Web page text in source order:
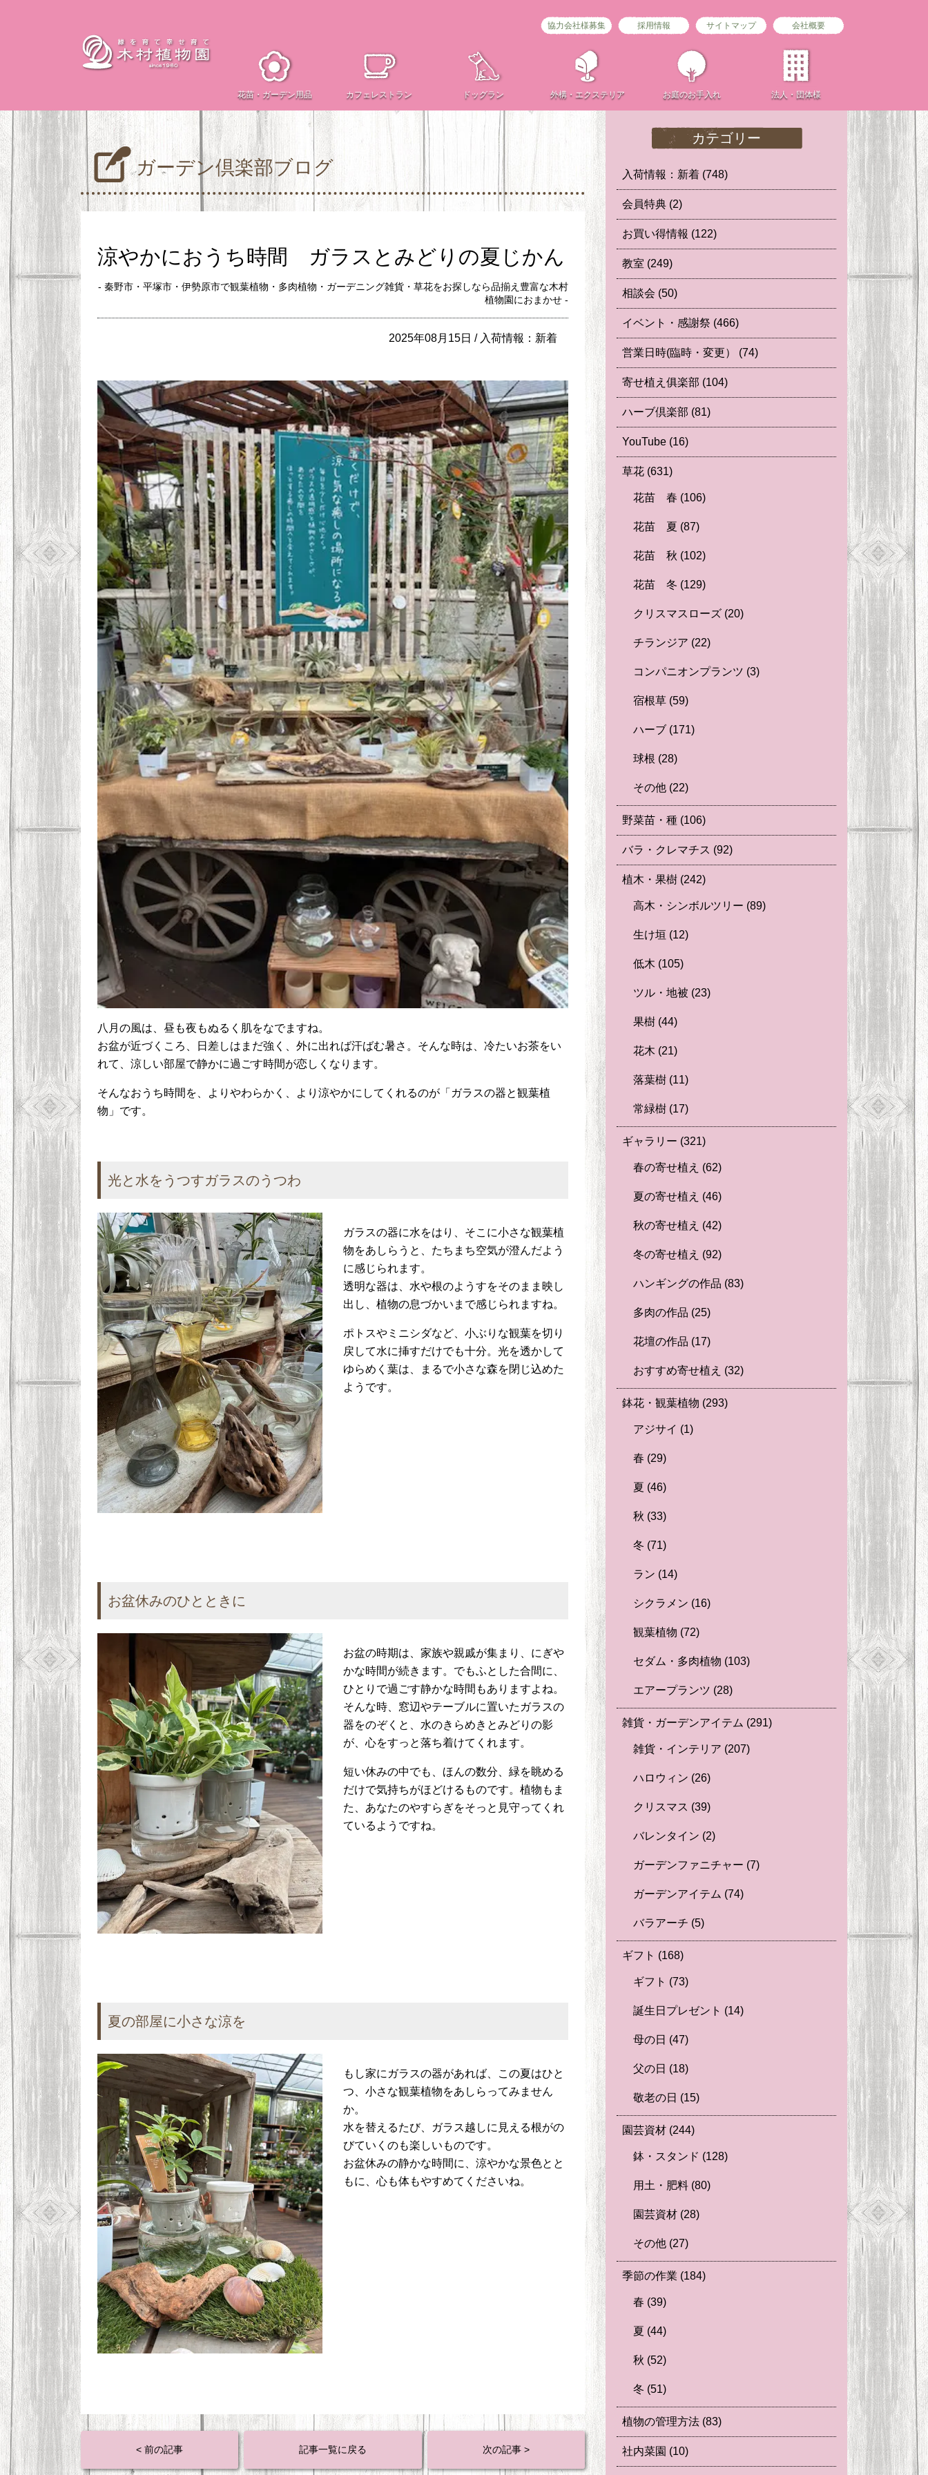
花苗・ ガーデン用品 カフェレストラン ドッグラン 外構・ エクステリア お庭のお手入れ 法人・団体様
協力会社様募集 採用情報 サイトマップ 会社概要
ガーデン倶楽部ブログ
涼やかにおうち時間 ガラスとみどりの夏じかん
- 秦野市・平塚市・伊勢原市で観葉植物・多肉植物・ガーデニング雑貨・草花をお探しなら品揃え豊富な木村
植物園におまかせ -
2025年08月15日 / 入荷情報：新着
八月の風は、昼も夜もぬるく肌をなでますね。
お盆が近づくころ、日差しはまだ強く、外に出れば汗ばむ暑さ。そんな時は、冷たいお茶をい
れて、涼しい部屋で静かに過ごす時間が恋しくなります。
そんなおうち時間を、よりやわらかく、より涼やかにしてくれるのが「ガラスの器と観葉植
物」です。
光と水をうつすガラスのうつわ
ガラスの器に水をはり、そこに小さな観葉植
物をあしらうと、たちまち空気が澄んだよう
に感じられます。
透明な器は、水や根のようすをそのまま映し
出し、植物の息づかいまで感じられますね。
ポトスやミニシダなど、小ぶりな観葉を切り
戻して水に挿すだけでも十分。光を透かして
ゆらめく葉は、まるで小さな森を閉じ込めた
ようです。
お盆休みのひとときに
お盆の時期は、家族や親戚が集まり、にぎや
かな時間が続きます。でもふとした合間に、
ひとりで過ごす静かな時間もありますよね。
そんな時、窓辺やテーブルに置いたガラスの
器をのぞくと、水のきらめきとみどりの影
が、心をすっと落ち着けてくれます。
短い休みの中でも、ほんの数分、緑を眺める
だけで気持ちがほどけるものです。植物もま
た、あなたのやすらぎをそっと見守ってくれ
ているようですね。
夏の部屋に小さな涼を
もし家にガラスの器があれば、この夏はひと
つ、小さな観葉植物をあしらってみません
か。
水を替えるたび、ガラス越しに見える根がの
びていくのも楽しいものです。
お盆休みの静かな時間に、涼やかな景色とと
もに、心も体もやすめてくださいね。
< 前の記事 記事一覧に戻る 次の記事 >
カテゴリー
入荷情報：新着 (748)
会員特典 (2)
お買い得情報 (122)
教室 (249)
相談会 (50)
イベント・感謝祭 (466)
営業日時(臨時・変更） (74)
寄せ植え俱楽部 (104)
ハーブ倶楽部 (81)
YouTube (16)
草花 (631)
花苗 春 (106)
花苗 夏 (87)
花苗 秋 (102)
花苗 冬 (129)
クリスマスローズ (20)
チランジア (22)
コンパニオンプランツ (3)
宿根草 (59)
ハーブ (171)
球根 (28)
その他 (22)
野菜苗・種 (106)
バラ・クレマチス (92)
植木・果樹 (242)
高木・シンボルツリー (89)
生け垣 (12)
低木 (105)
ツル・地被 (23)
果樹 (44)
花木 (21)
落葉樹 (11)
常緑樹 (17)
ギャラリー (321)
春の寄せ植え (62)
夏の寄せ植え (46)
秋の寄せ植え (42)
冬の寄せ植え (92)
ハンギングの作品 (83)
多肉の作品 (25)
花壇の作品 (17)
おすすめ寄せ植え (32)
鉢花・観葉植物 (293)
アジサイ (1)
春 (29)
夏 (46)
秋 (33)
冬 (71)
ラン (14)
シクラメン (16)
観葉植物 (72)
セダム・多肉植物 (103)
エアープランツ (28)
雑貨・ガーデンアイテム (291)
雑貨・インテリア (207)
ハロウィン (26)
クリスマス (39)
バレンタイン (2)
ガーデンファニチャー (7)
ガーデンアイテム (74)
バラアーチ (5)
ギフト (168)
ギフト (73)
誕生日プレゼント (14)
母の日 (47)
父の日 (18)
敬老の日 (15)
園芸資材 (244)
鉢・スタンド (128)
用土・肥料 (80)
園芸資材 (28)
その他 (27)
季節の作業 (184)
春 (39)
夏 (44)
秋 (52)
冬 (51)
植物の管理方法 (83)
社内菜園 (10)